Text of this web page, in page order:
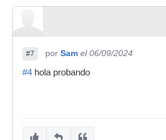
#7 por Sam el 06/09/2024
#4 hola probando